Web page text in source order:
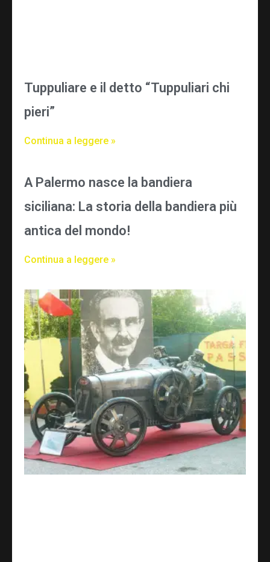
Tuppuliare e il detto “Tuppuliari chi
pieri”
Continua a leggere »
A Palermo nasce la bandiera
siciliana: La storia della bandiera più
antica del mondo!
Continua a leggere »